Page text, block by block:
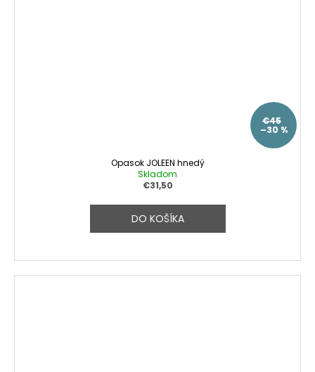
€45
–30 %
Opasok JOLEEN hnedý
Skladom
€31,50
DO KOŠÍKA